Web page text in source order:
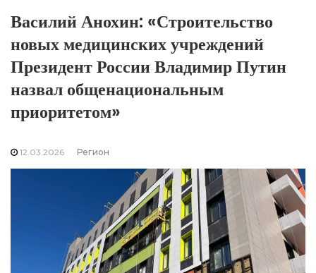
Василий Анохин: «Строительство
новых медицинских учреждений
Президент России Владимир Путин
назвал общенациональным
приоритетом»
12.03.2026 Регион